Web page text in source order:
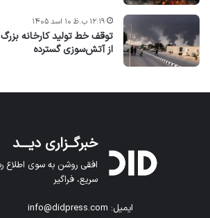
توقف خط تولید کارخانه
از آتش‌سوزی گسترده
۱۲:۱۹ ب.ظ ۱۰ اسد ۱۴۰۵
خبرگــزاری دیـــد
افقی روشن به سوی اطلاع
سریع، فراگیر
ایمیل: info@didpress.com